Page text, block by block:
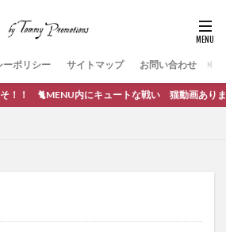
ーポリシー サイトマップ お問い合わせ
内にキュートな戦い 猫動画あります。